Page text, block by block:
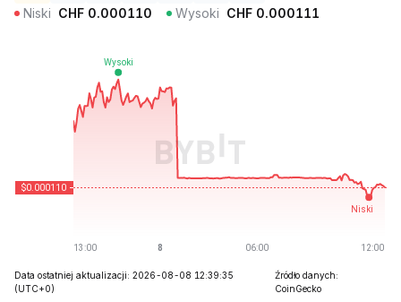
Niski CHF 0.000110 Wysoki CHF 0.000111
Data ostatniej aktualizacji: 2026-08-08 12:39:35
(UTC+0)
Źródło danych:
CoinGecko